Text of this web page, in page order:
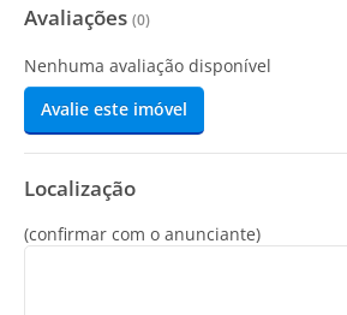
Avaliações (0)
Nenhuma avaliação disponível
Avalie este imóvel
Localização
(confirmar com o anunciante)